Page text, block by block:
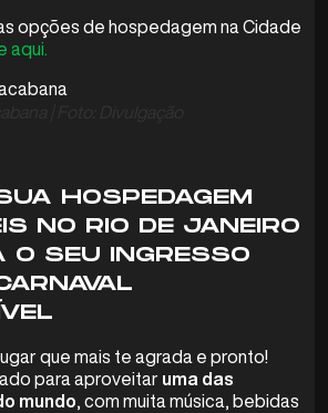
opções de hospedagem na Cidade
aqui.
HOSPEDAGEM
NO RIO DE JANEIRO
O SEU INGRESSO
que mais te agrada e pronto!
para aproveitar uma das
mundo , com muita música, bebidas